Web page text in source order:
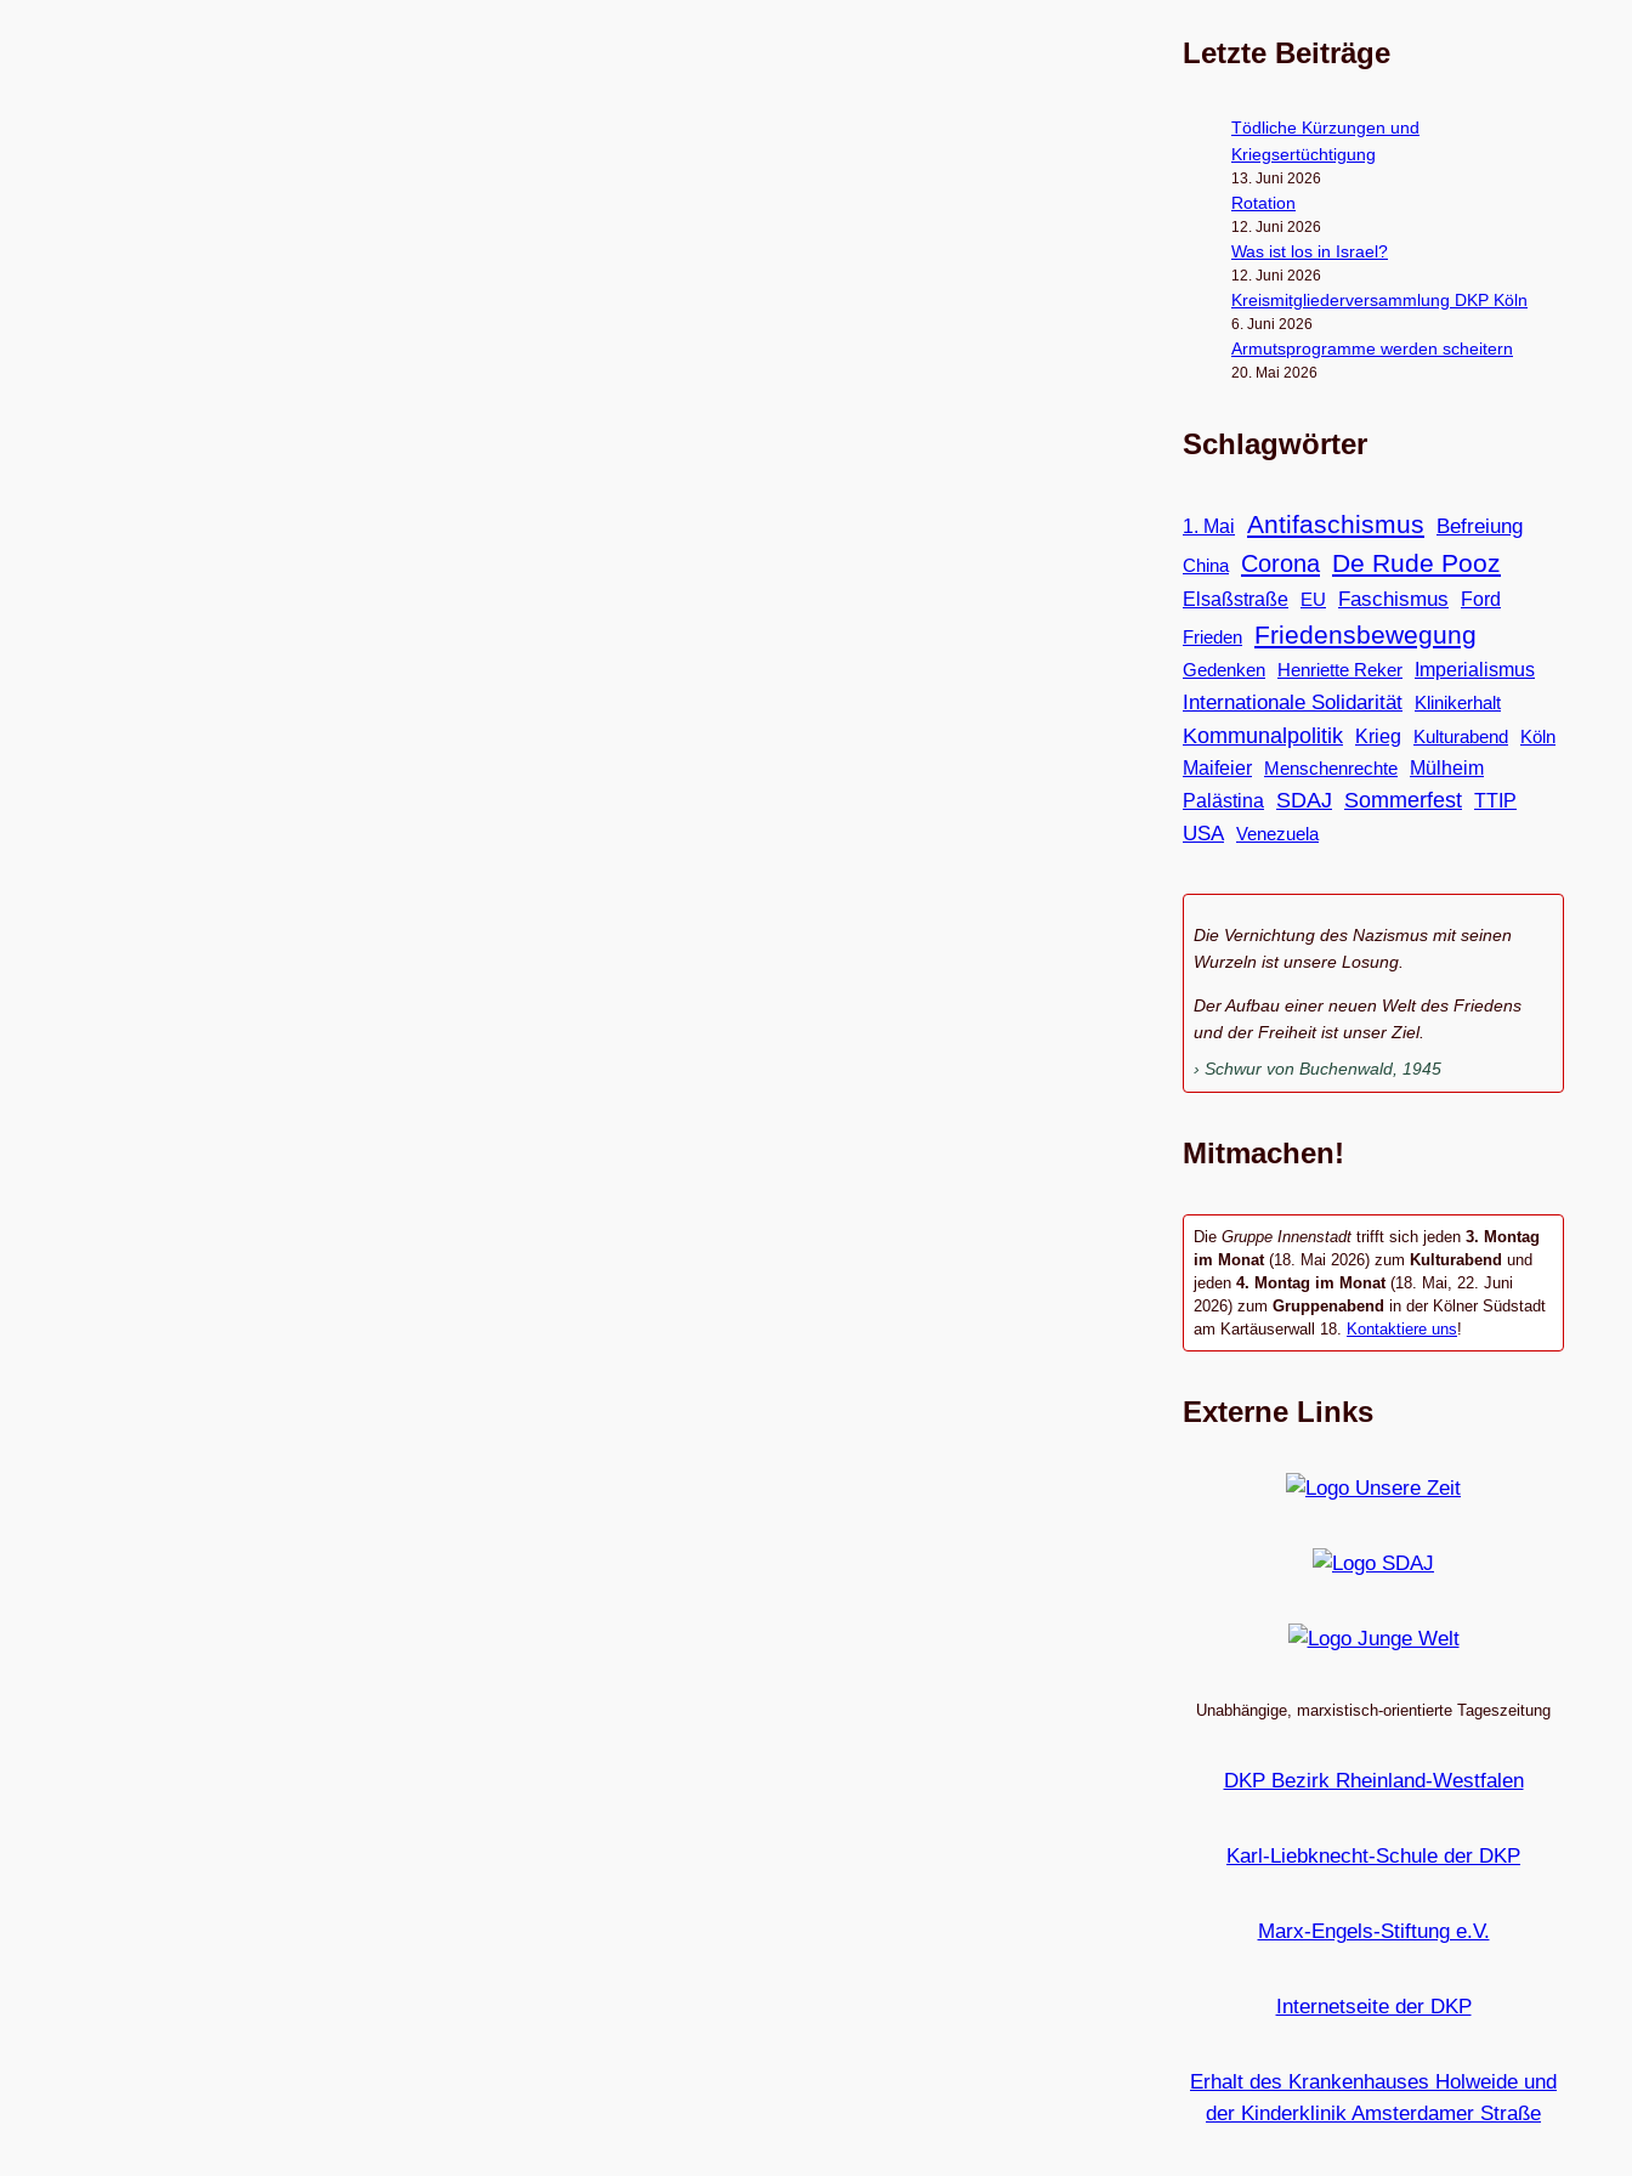
Letzte Beiträge
Töd­li­che Kür­zun­gen und
Kriegsertüchtigung
13. Juni 2026
Rota­tion
12. Juni 2026
Was ist los in Israel?
12. Juni 2026
Kreis­mit­glie­der­ver­samm­lung DKP Köln
6. Juni 2026
Armuts­pro­gramme wer­den scheitern
20. Mai 2026
Schlagwörter
1. Mai Antifaschismus Befreiung
China Corona De Rude Pooz
Elsaßstraße EU Faschismus
Ford
Frieden
Friedensbewegung
Gedenken Henriette Reker Imperialismus
Internationale Solidarität Klinikerhalt
Kommunalpolitik Krieg Kulturabend
Köln
Maifeier
Menschenrechte
Mülheim
Palästina
SDAJ Sommerfest TTIP
USA Venezuela
Die Vernichtung des Nazismus mit seinen
Wurzeln ist unsere Losung.
Der Aufbau einer neuen Welt des Friedens
und der Freiheit ist unser Ziel.
Schwur von Buchenwald, 1945
Mitmachen!
Die Gruppe Innenstadt trifft sich jeden 3. Montag
im Monat (18. Mai 2026) zum Kulturabend und
jeden 4. Montag im Monat(18. Mai, 22. Juni
2026) zum Gruppenabend in der Kölner Südstadt
am Kartäuserwall 18. Kontaktiere uns!
Externe Links
Unabhängige, marxistisch-orientierte Tageszeitung
DKP Bezirk Rheinland-Westfalen
Karl-Liebknecht-Schule der DKP
Marx-Engels-Stiftung e.V.
Internetseite der DKP
Erhalt des Krankenhauses Holweide und
der Kinderklinik Amsterdamer Straße